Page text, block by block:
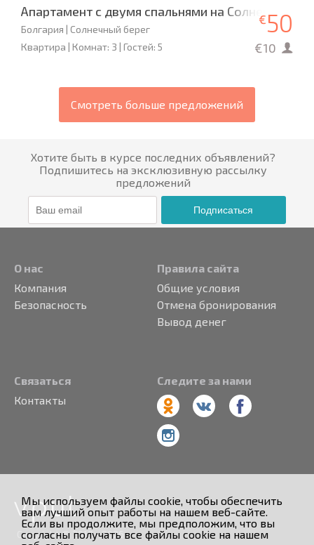
Апартамент с двумя спальнями на Солнечном
Болгария | Солнечный берег
Квартира | Комнат: 3 | Гостей: 5
€50
€10
Смотреть больше предложений
Мы используем файлы cookie, чтобы обеспечить
вам лучший опыт работы на нашем веб-сайте.
Если вы продолжите, мы предположим, что вы
согласны получать все файлы cookie на нашем
Хотите быть в курсе последних объявлений?
Подпишитесь на эксклюзивную рассылку
предложений
Подписаться
О нас
Компания
Безопасность
Правила сайта
Общие условия
Отмена бронирования
Вывод денег
Связаться
Контакты
Следите за нами
Copyright © 2013 - 2026